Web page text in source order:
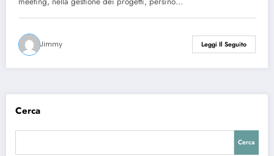
Jimmy Leggi Il Seguito
Cerca
Cerca